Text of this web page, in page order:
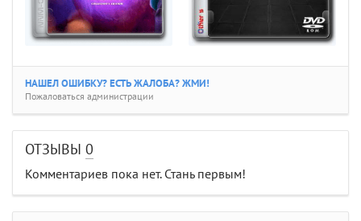
НАШЕЛ ОШИБКУ? ЕСТЬ ЖАЛОБА? ЖМИ!
Пожаловаться администрации
ОТЗЫВЫ 0
Комментариев пока нет. Стань первым!